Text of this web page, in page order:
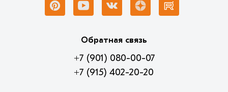
Обратная связь
+7 (901) 080-00-07
+7 (915) 402-20-20